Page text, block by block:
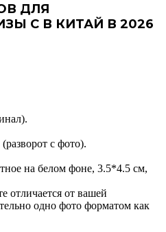
ДЛЯ
С В КИТАЙ В 2026
с фото).
на белом фоне, 3.5*4.5 см,
отличается от вашей
одно фото форматом как